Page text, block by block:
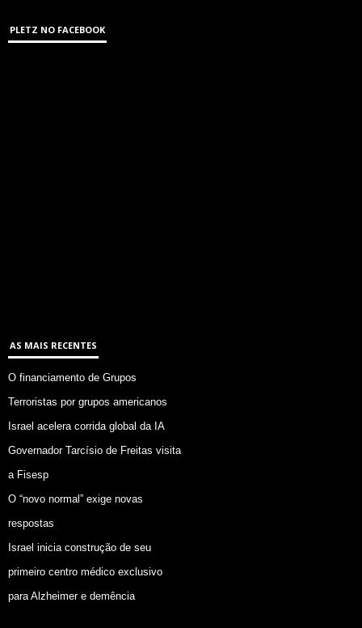
PLETZ NO FACEBOOK
AS MAIS RECENTES
O financiamento de Grupos
Terroristas por grupos americanos
Israel acelera corrida global da IA
Governador Tarcísio de Freitas visita
a Fisesp
O “novo normal” exige novas
respostas
Israel inicia construção de seu
primeiro centro médico exclusivo
para Alzheimer e demência